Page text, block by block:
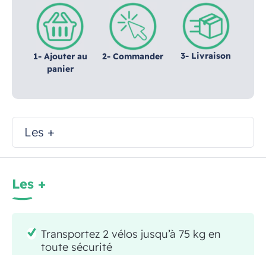
1- Ajouter au
panier
2- Commander 3- Livraison
Les +
Les +
Transportez 2 vélos jusqu’à 75 kg en
toute sécurité